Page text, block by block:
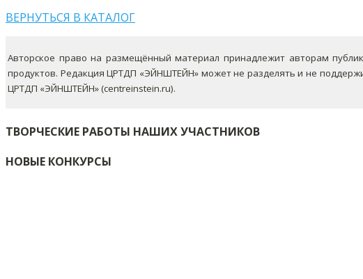
ВЕРНУТЬСЯ В КАТАЛОГ
Авторское право на размещённый материал принадлежит авторам
продуктов. Редакция ЦРТДП «ЭЙНШТЕЙН» может не разделять и не
ЦРТДП «ЭЙНШТЕЙН» (centreinstein.ru).
ТВОРЧЕСКИЕ РАБОТЫ НАШИХ УЧАСТНИКОВ
НОВЫЕ КОНКУРСЫ